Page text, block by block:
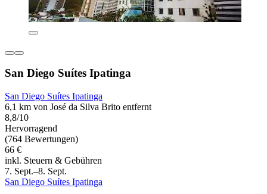
San Diego Suítes Ipatinga
San Diego Suítes Ipatinga
6,1 km von José da Silva Brito entfernt
8,8/10
Hervorragend
(764 Bewertungen)
66 €
inkl. Steuern & Gebühren
7. Sept.–8. Sept.
San Diego Suítes Ipatinga